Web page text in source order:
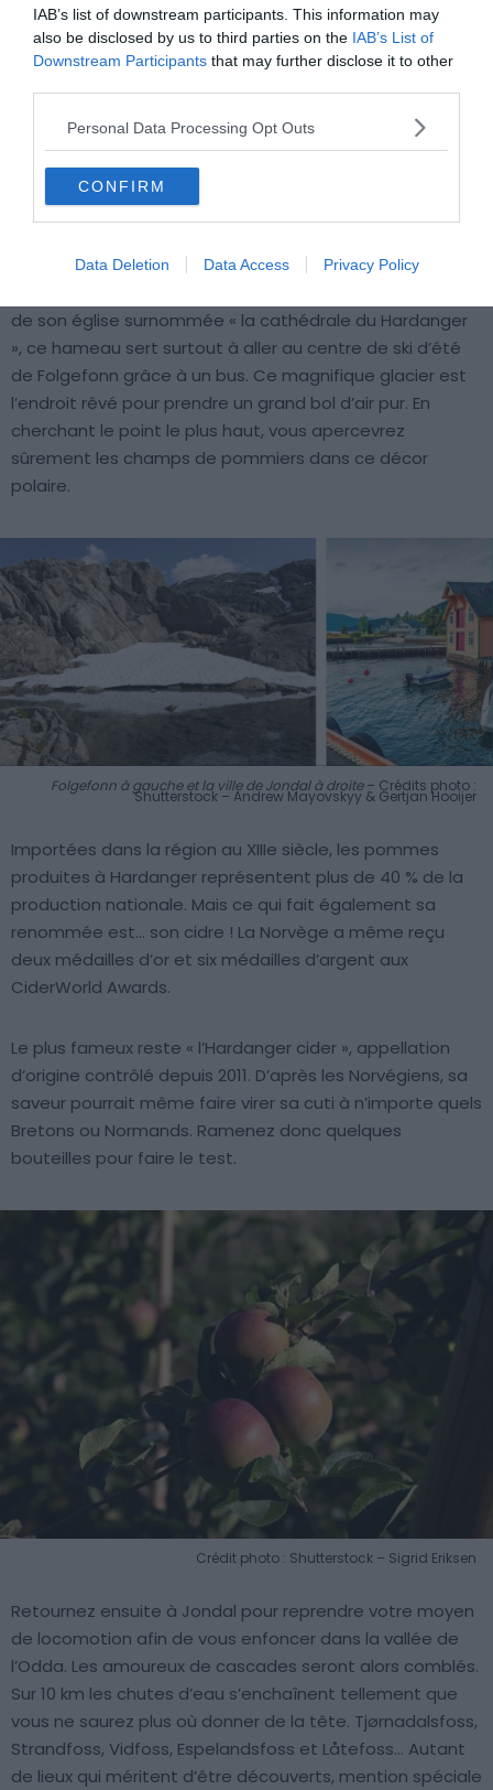
IAB’s list of downstream participants. This information may
also be disclosed by us to third parties on the IAB’s List of
Downstream Participants that may further disclose it to other
Personal Data Processing Opt Outs
CONFIRM
Data Deletion Data Access Privacy Policy
Image de la cascade de Steindals, vue d’en bas (à gauche) et vue d’en
haut (à droite)– Crédits photo : Shutterstock – MortenHeiselberg & Pe3k
Ensuite nous vous conseillons d’aller jusqu’à Tørvikbygd
de son église surnommée « la cathédrale du Hardanger
», ce hameau sert surtout à aller au centre de ski d’été
de Folgefonn grâce à un bus. Ce magnifique glacier est
l’endroit rêvé pour prendre un grand bol d’air pur. En
cherchant le point le plus haut, vous apercevrez
sûrement les champs de pommiers dans ce décor
polaire.
Folgefonn à gauche et la ville de Jondal à droite– Crédits photo :
Shutterstock – Andrew Mayovskyy & Gertjan Hooijer
Importées dans la région au XIIIe siècle, les pommes
produites à Hardanger représentent plus de 40 % de la
production nationale. Mais ce qui fait également sa
renommée est… son cidre ! La Norvège a même reçu
deux médailles d’or et six médailles d’argent aux
CiderWorld Awards.
Le plus fameux reste « l’Hardanger cider », appellation
d’origine contrôlé depuis 2011. D’après les Norvégiens, sa
saveur pourrait même faire virer sa cuti à n’importe quels
Bretons ou Normands. Ramenez donc quelques
bouteilles pour faire le test.
Crédit photo : Shutterstock – Sigrid Eriksen
Retournez ensuite à Jondal pour reprendre votre moyen
de locomotion afin de vous enfoncer dans la vallée de
l’Odda. Les amoureux de cascades seront alors comblés.
Sur 10 km les chutes d’eau s’enchaînent tellement que
vous ne saurez plus où donner de la tête. Tjørnadalsfoss,
Strandfoss, Vidfoss, Espelandsfoss et Låtefoss… Autant
de lieux qui méritent d’être découverts, mention spéciale